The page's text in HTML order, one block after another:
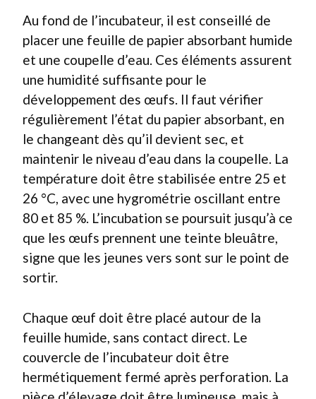
Au fond de l’incubateur, il est conseillé de
placer une feuille de papier absorbant humide
et une coupelle d’eau. Ces éléments assurent
une humidité suffisante pour le
développement des œufs. Il faut vérifier
régulièrement l’état du papier absorbant, en
le changeant dès qu’il devient sec, et
maintenir le niveau d’eau dans la coupelle. La
température doit être stabilisée entre 25 et
26 °C, avec une hygrométrie oscillant entre
80 et 85 %. L’incubation se poursuit jusqu’à ce
que les œufs prennent une teinte bleuâtre,
signe que les jeunes vers sont sur le point de
sortir.
Chaque œuf doit être placé autour de la
feuille humide, sans contact direct. Le
couvercle de l’incubateur doit être
hermétiquement fermé après perforation. La